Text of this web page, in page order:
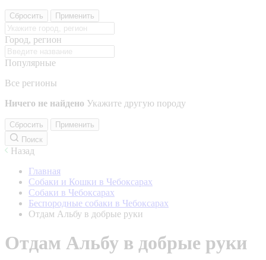
Сбросить Применить
Город, регион
Популярные
Все регионы
Ничего не найдено Укажите другую породу
Сбросить
Применить
Поиск
Назад
Главная
Собаки и Кошки в Чебоксарах
Собаки в Чебоксарах
Беспородные собаки в Чебоксарах
Отдам Альбу в добрые руки
Отдам Альбу в добрые руки